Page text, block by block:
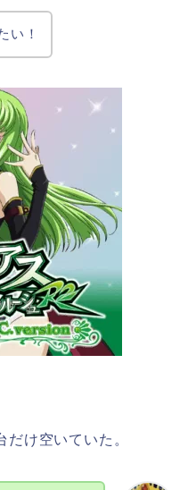
い！
け空いていた。